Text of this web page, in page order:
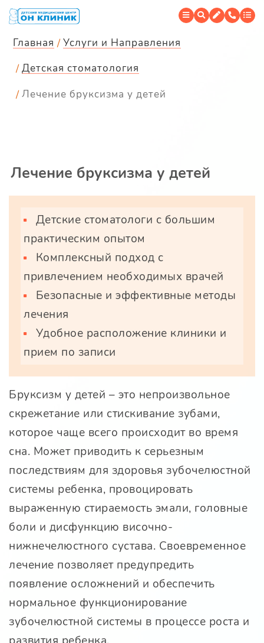
Главная
Услуги и Направления
Детская стоматология
Лечение бруксизма у детей
Лечение бруксизма у детей
Детские стоматологи с большим
практическим опытом
Комплексный подход с
привлечением необходимых врачей
Безопасные и эффективные методы
лечения
Удобное расположение клиники и
прием по записи
Бруксизм у детей – это непроизвольное
скрежетание или стискивание зубами,
которое чаще всего происходит во время
сна. Может приводить к серьезным
последствиям для здоровья зубочелюстной
системы ребенка, провоцировать
выраженную стираемость эмали, головные
боли и дисфункцию височно-
нижнечелюстного сустава. Своевременное
лечение позволяет предупредить
появление осложнений и обеспечить
нормальное функционирование
зубочелюстной системы в процессе роста и